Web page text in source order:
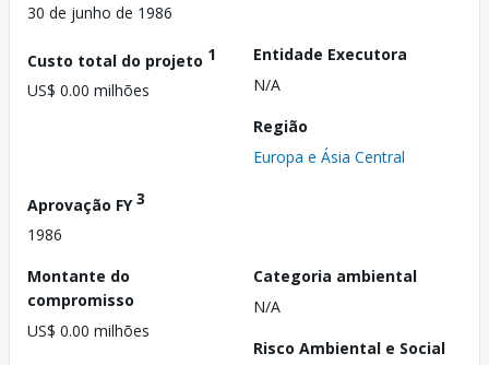
30 de junho de 1986
Custo total do projeto 1
US$ 0.00 milhões
Entidade Executora
N/A
Região
Europa e Ásia Central
Aprovação FY3
1986
Montante do
compromisso
US$ 0.00 milhões
Categoria ambiental
N/A
Risco Ambiental e Social